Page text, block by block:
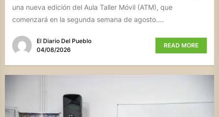
una nueva edición del Aula Taller Móvil (ATM), que
comenzará en la segunda semana de agosto....
El Diario Del Pueblo
04/08/2026
READ MORE